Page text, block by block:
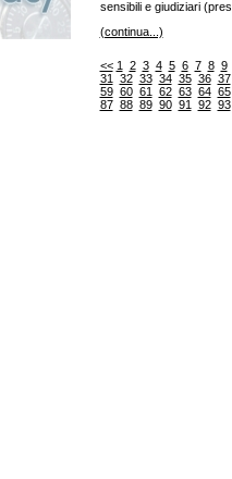
sensibili e giudiziari
(continua...)
<< 1 2 3 4 5 6 7 8 9
31
32 33 34 35 36 37
59 60 61 62 63 64 65
87 88 89 90 91 92 93